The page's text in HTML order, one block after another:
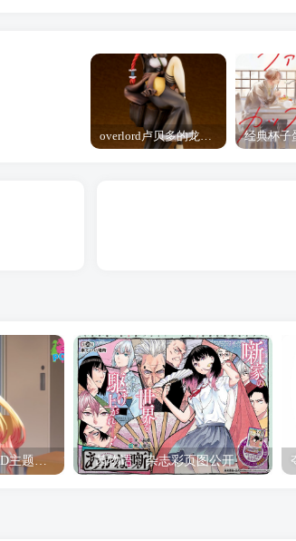
overlord卢贝多的龙王谁厉害 「Overlord」露普斯蕾琪娜·贝塔手办开订
「Shine Post」第六话ED主题曲「Yellow Rose」无字幕MV公开 「茜物语」杂志彩页图公开